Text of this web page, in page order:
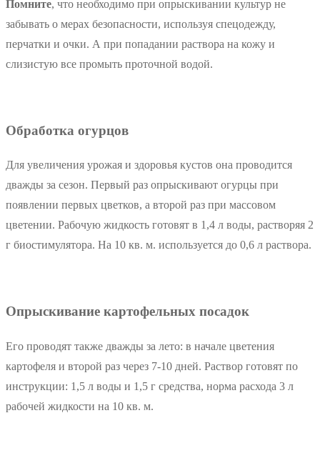
Помните, что необходимо при опрыскивании культур не
забывать о мерах безопасности, используя спецодежду,
перчатки и очки. А при попадании раствора на кожу и
слизистую все промыть проточной водой.
Обработка огурцов
Для увеличения урожая и здоровья кустов она проводится
дважды за сезон. Первый раз опрыскивают огурцы при
появлении первых цветков, а второй раз при массовом
цветении. Рабочую жидкость готовят в 1,4 л воды, растворяя 2
г биостимулятора. На 10 кв. м. используется до 0,6 л раствора.
Опрыскивание картофельных посадок
Его проводят также дважды за лето: в начале цветения
картофеля и второй раз через 7-10 дней. Раствор готовят по
инструкции: 1,5 л воды и 1,5 г средства, норма расхода 3 л
рабочей жидкости на 10 кв. м.